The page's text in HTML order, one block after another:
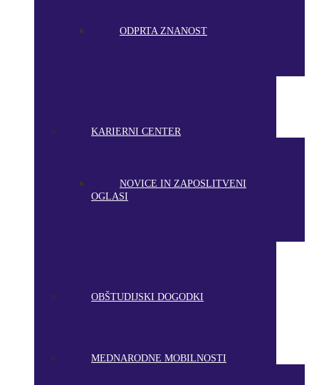
ODPRTA ZNANOST
KARIERNI CENTER
NOVICE IN ZAPOSLITVENI
OGLASI
OBŠTUDIJSKI DOGODKI
MEDNARODNE MOBILNOSTI